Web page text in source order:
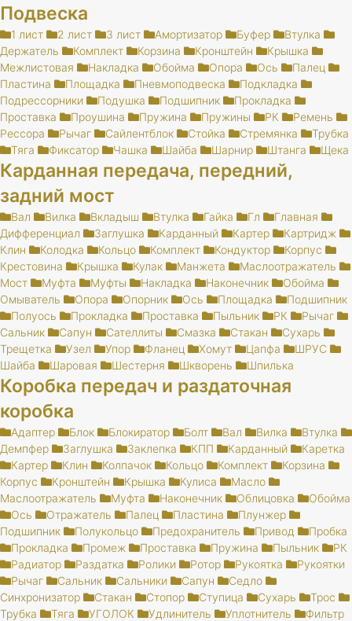
Подвеска
1 лист 2 лист 3 лист Амортизатор Буфер
Втулка
Держатель
Комплект Корзина Кронштейн
Крышка
Межлистовая
Накладка Обойма Опора Ось
Палец
Пластина
Площадка Пневмоподвеска
Подкладка
Подрессорники
Подушка Подшипник
Прокладка
Проставка
Проушина Пружина Пружины РК
Ремень
Рессора
Рычаг Сайлентблок Стойка Стремянка
Трубка
Тяга
Фиксатор Чашка Шайба Шарнир Штанга Щека
Карданная передача, передний,
задний мост
Вал Вилка Вкладыш Втулка Гайка Гл
Главная
Дифференциал
Заглушка Карданный Картер
Картридж
Клин
Колодка Кольцо Комплект Кондуктор
Корпус
Крестовина
Крышка Кулак Манжета
Маслоотражатель
Мост
Муфта Муфты Накладка Наконечник
Обойма
Омыватель
Опора Опорник Ось Площадка
Подшипник
Полуось
Прокладка Проставка Пыльник РК
Рычаг
Сальник
Сапун Сателлиты Смазка Стакан
Сухарь
Трещетка
Узел Упор Фланец Хомут Цапфа
ШРУС
Шайба
Шаровая Шестерня Шкворень Шпилька
Коробка передач и раздаточная
коробка
Адаптер Блок Блокиратор Болт Вал Вилка
Втулка
Демпфер
Заглушка Заклепка КПП Карданный
Каретка
Картер
Клин Колпачок Кольцо Комплект
Корзина
Корпус
Кронштейн Крышка Кулиса
Масло
Маслоотражатель
Муфта Наконечник Облицовка
Обойма
Ось
Отражатель Палец Пластина
Плунжер
Подшипник
Полукольцо Предохранитель Привод
Пробка
Прокладка
Промеж Проставка Пружина Пыльник
РК
Радиатор
Раздатка Ролики Ротор Рукоятка
Рукоятки
Рычаг
Сальник Сальники Сапун
Седло
Синхронизатор
Стакан Стопор Ступица Сухарь
Трос
Трубка
Тяга УГОЛОК Удлинитель Уплотнитель
Фильтр